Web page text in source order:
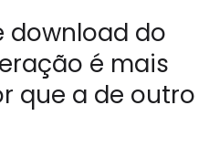
download do
é mais
que a de outro